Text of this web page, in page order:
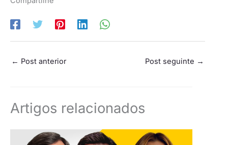
← Post anterior Post seguinte →
Artigos relacionados